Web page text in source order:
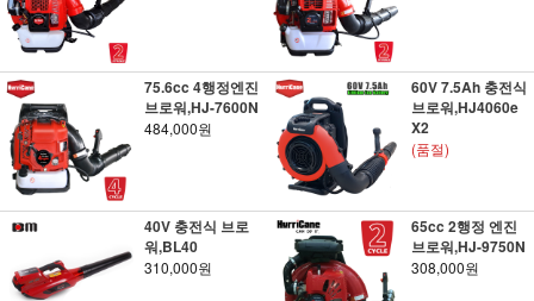
75.6cc 4행정엔진
브로워,HJ-7600N
484,000원
60V 7.5Ah 충전식
브로워,HJ4060e
X2
(품절)
40V 충전식 브로
워,BL40
310,000원
65cc 2행정 엔진
브로워,HJ-9750N
308,000원